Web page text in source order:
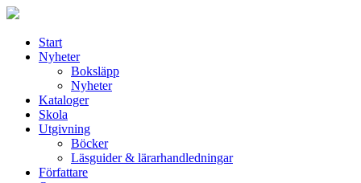
Start
Nyheter
Boksläpp
Nyheter
Kataloger
Skola
Utgivning
Böcker
Läsguider & lärarhandledningar
Författare